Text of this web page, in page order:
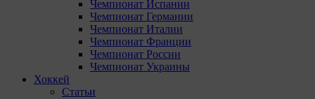
Чемпионат Испании
Чемпионат Германии
Чемпионат Италии
Чемпионат Франции
Чемпионат России
Чемпионат Украины
Хоккей
Статьи